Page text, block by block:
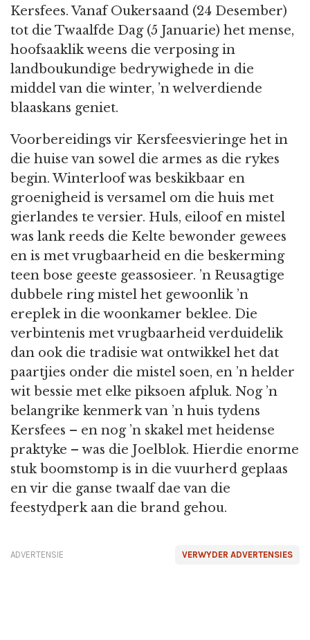
Kersfees. Vanaf Oukersaand (24 Desember)
tot die Twaalfde Dag (5 Januarie) het mense,
hoofsaaklik weens die verposing in
landboukundige bedrywighede in die
middel van die winter, ’n welverdiende
blaaskans geniet.
Voorbereidings vir Kersfeesvieringe het in
die huise van sowel die armes as die rykes
begin. Winterloof was beskikbaar en
groenigheid is versamel om die huis met
gierlandes te versier. Huls, eiloof en mistel
was lank reeds die Kelte bewonder gewees
en is met vrugbaarheid en die beskerming
teen bose geeste geassosieer. ’n Reusagtige
dubbele ring mistel het gewoonlik ’n
ereplek in die woonkamer beklee. Die
verbintenis met vrugbaarheid verduidelik
dan ook die tradisie wat ontwikkel het dat
paartjies onder die mistel soen, en ’n helder
wit bessie met elke piksoen afpluk. Nog ’n
belangrike kenmerk van ’n huis tydens
Kersfees – en nog ’n skakel met heidense
praktyke – was die Joelblok. Hierdie enorme
stuk boomstomp is in die vuurherd geplaas
en vir die ganse twaalf dae van die
feestydperk aan die brand gehou.
VERWYDER ADVERTENSIES
ADVERTENSIE